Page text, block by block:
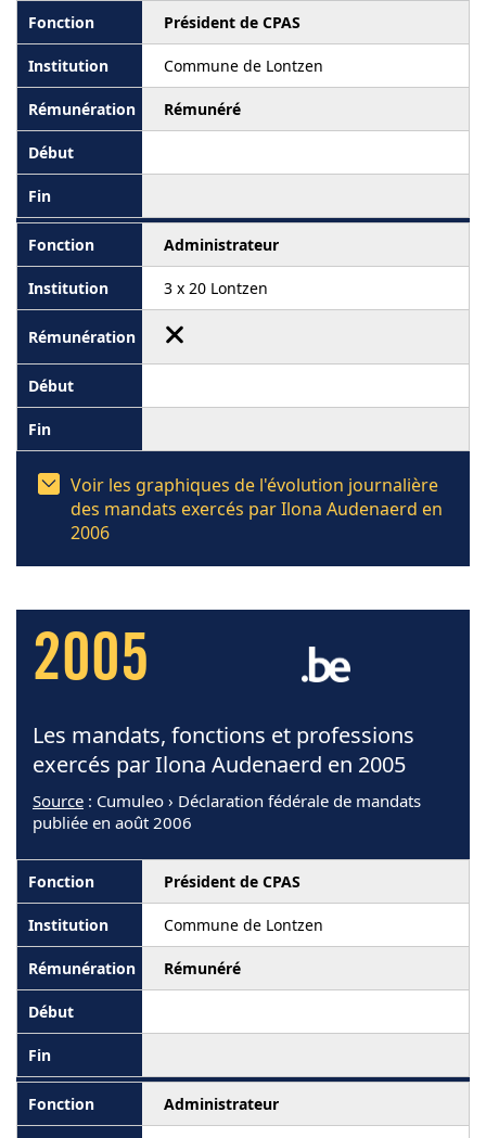
Président de CPAS
Commune de Lontzen
Rémunéré
Administrateur
3 x 20 Lontzen
Voir les graphiques de l'évolution journalière
des mandats exercés par Ilona Audenaerd en
2006
2005
Les mandats, fonctions et professions
exercés par Ilona Audenaerd en 2005
Source : Cumuleo › Déclaration fédérale de mandats
publiée en août 2006
Président de CPAS
Commune de Lontzen
Rémunéré
Administrateur